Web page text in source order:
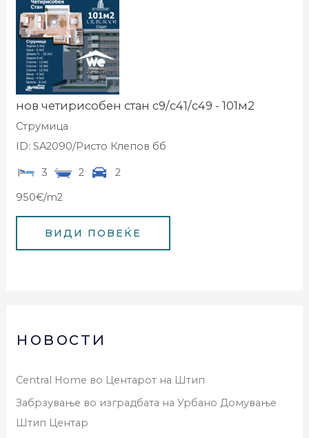
нов четирисобен стан с9/с41/с49 - 101м2
Струмица
ID: SA2090/Ристо Клепов бб
3 2 2
950€/m2
новости
Central Home во Центарот на Штип
Забрзување во изградбата на Урбано Домување
Штип Центар